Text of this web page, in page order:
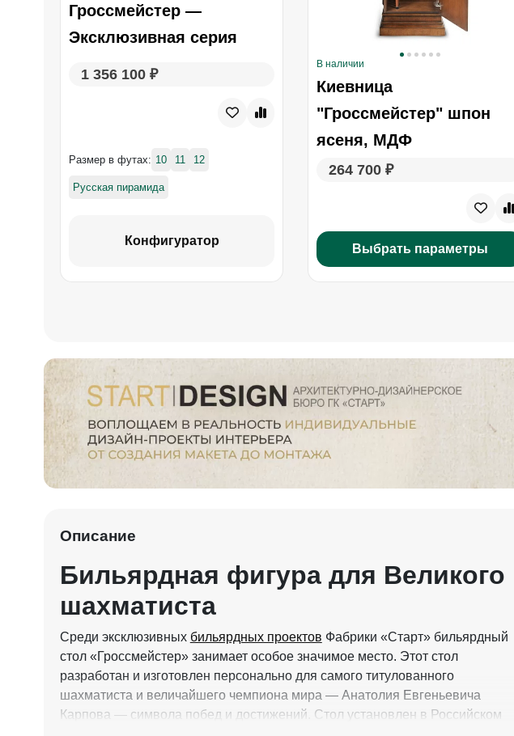
Гроссмейстер —
Эксклюзивная серия
1 356 100 ₽
Размер в футах: 10 11 12
Русская пирамида
Конфигуратор
В наличии
Киевница
"Гроссмейстер" шпон
ясеня, МДФ
264 700 ₽
Выбрать параметры
Описание
Бильярдная фигура для Великого
шахматиста
Среди эксклюзивных бильярдных проектов Фабрики «Старт» бильярдный
стол «Гроссмейстер» занимает особое значимое место. Этот стол
разработан и изготовлен персонально для самого титулованного
шахматиста и величайшего чемпиона мира — Анатолия Евгеньевича
Карпова — символа побед и достижений. Стол установлен в Российском